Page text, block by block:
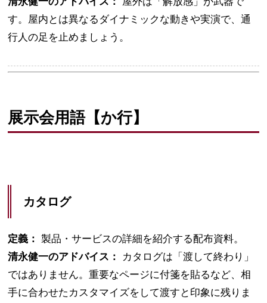
す。屋内とは異なるダイナミックな動きや実演で、通
行人の足を止めましょう。
展示会用語【か行】
カタログ
定義： 製品・サービスの詳細を紹介する配布資料。
清永健一のアドバイス：
カタログは「渡して終わり」
ではありません。重要なページに付箋を貼るなど、相
手に合わせたカスタマイズをして渡すと印象に残りま